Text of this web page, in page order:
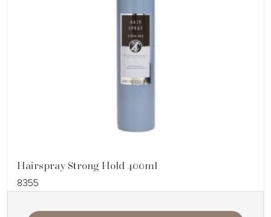
Hairspray Strong Hold 400ml
8355